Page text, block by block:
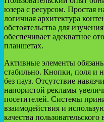
юзера с ресурсом. Простая
логичная архитектура
обстоятельства для
обеспечивает адекватное
планшетах.
Активные элементы
стабильно. Кнопки, поля и
без пауз. Отсутствие
напористой рекламы
посетителей. Системы
взаимодействия и
качества